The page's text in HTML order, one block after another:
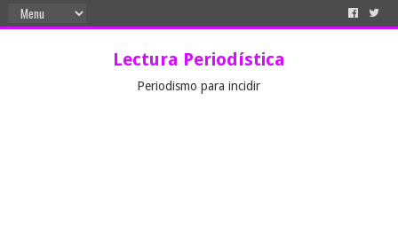
Lectura Periodística
Periodismo para incidir